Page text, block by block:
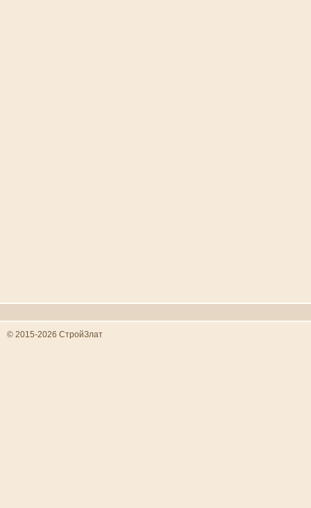
© 2015-2026 СтройЗлат